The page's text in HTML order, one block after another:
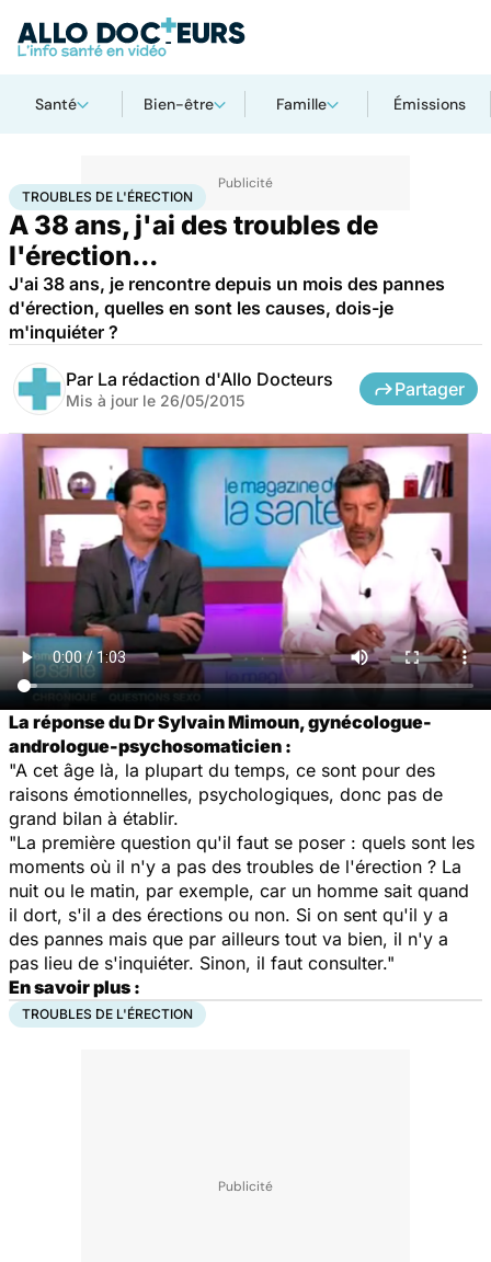
Santé Bien-être Famille Émissions
AccueilSantéTroubles de l'érection
TROUBLES DE L'ÉRECTION
A 38 ans, j'ai des troubles de
l'érection...
J'ai 38 ans, je rencontre depuis un mois des pannes
d'érection, quelles en sont les causes, dois-je
m'inquiéter ?
Par La rédaction d'Allo Docteurs
Mis à jour le 26/05/2015
Partager
La réponse du Dr Sylvain Mimoun, gynécologue-
andrologue-psychosomaticien :
"A cet âge là, la plupart du temps, ce sont pour des
raisons émotionnelles, psychologiques, donc pas de
grand bilan à établir.
"La première question qu'il faut se poser : quels sont les
moments où il n'y a pas des troubles de l'érection ? La
nuit ou le matin, par exemple, car un homme sait quand
il dort, s'il a des érections ou non. Si on sent qu'il y a
des pannes mais que par ailleurs tout va bien, il n'y a
pas lieu de s'inquiéter. Sinon, il faut consulter."
En savoir plus :
TROUBLES DE L'ÉRECTION